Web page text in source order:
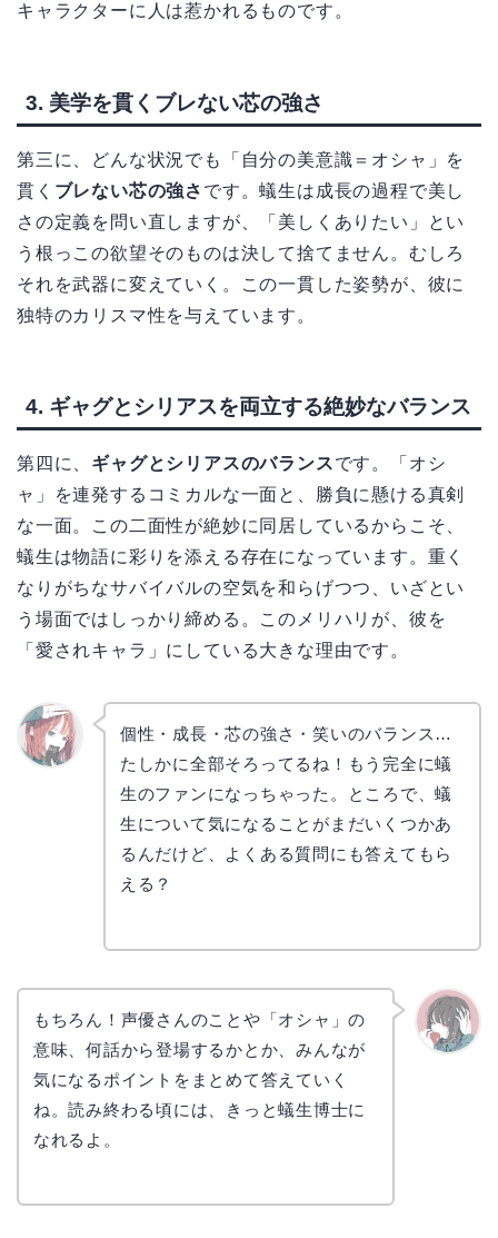
キャラクターに人は惹かれるものです。
3. 美学を貫くブレない芯の強さ
第三に、どんな状況でも「自分の美意識＝オシャ」を
貫く ブレない芯の強さ です。蟻生は成長の過程で美し
さの定義を問い直しますが、「美しくありたい」とい
う根っこの欲望そのものは決して捨てません。むしろ
それを武器に変えていく。この一貫した姿勢が、彼に
独特のカリスマ性を与えています。
4. ギャグとシリアスを両立する絶妙なバランス
第四に、 ギャグとシリアスのバランスです。「オシ
ャ」を連発するコミカルな一面と、勝負に懸ける真剣
な一面。この二面性が絶妙に同居しているからこそ、
蟻生は物語に彩りを添える存在になっています。重く
なりがちなサバイバルの空気を和らげつつ、いざとい
う場面ではしっかり締める。このメリハリが、彼を
「愛されキャラ」にしている大きな理由です。
個性・成長・芯の強さ・笑いのバランス…
たしかに全部そろってるね！もう完全に蟻
生のファンになっちゃった。ところで、蟻
生について気になることがまだいくつかあ
るんだけど、よくある質問にも答えてもら
える？
もちろん！声優さんのことや「オシャ」の
意味、何話から登場するかとか、みんなが
気になるポイントをまとめて答えていく
ね。読み終わる頃には、きっと蟻生博士に
なれるよ。